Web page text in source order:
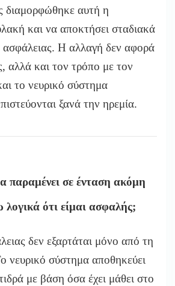
διαμορφώθηκε αυτή η
και να αποκτήσει σταδιακά
ασφάλειας. Η αλλαγή δεν αφορά
αλλά και τον τρόπο με τον
το νευρικό σύστημα
ξανά την ηρεμία.
παραμένει σε ένταση ακόμη
λογικά ότι είμαι ασφαλής;
δεν εξαρτάται μόνο από τη
νευρικό σύστημα αποθηκεύει
με βάση όσα έχει μάθει στο